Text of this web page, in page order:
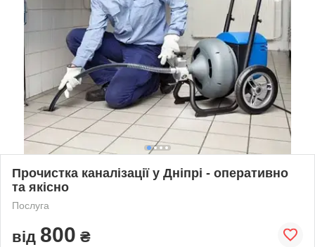
Прочистка каналізації у Дніпрі - оперативно
та якісно
Послуга
від 800 ₴